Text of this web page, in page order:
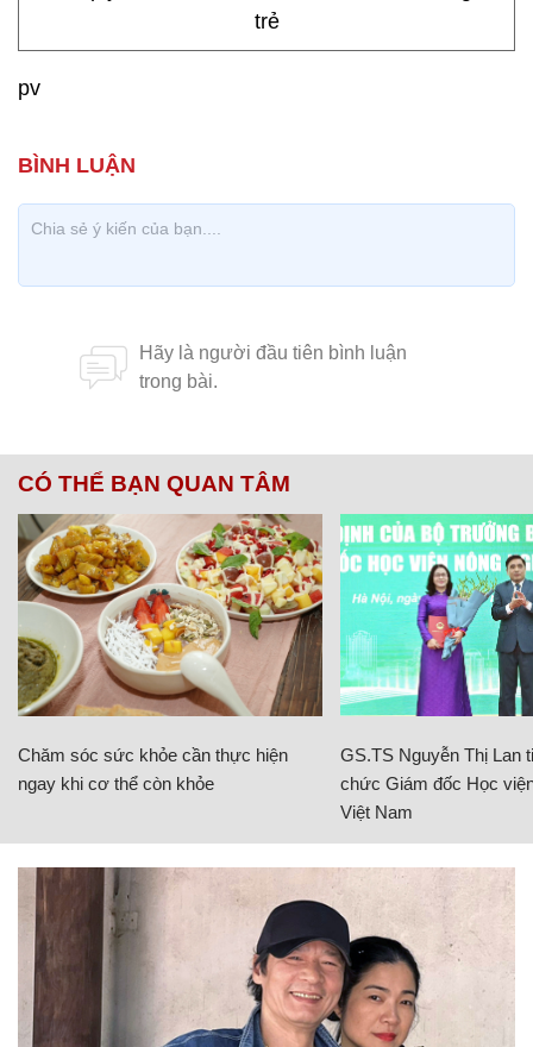
pv
CÓ THỂ BẠN QUAN TÂM
Chăm sóc sức khỏe cần thực hiện
ngay khi cơ thể còn khỏe
GS.TS Nguyễn Thị Lan
chức Giám đốc Học
Việt Nam